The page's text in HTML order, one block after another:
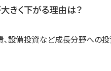
きく下がる理由は？
設備投資など成長分野への